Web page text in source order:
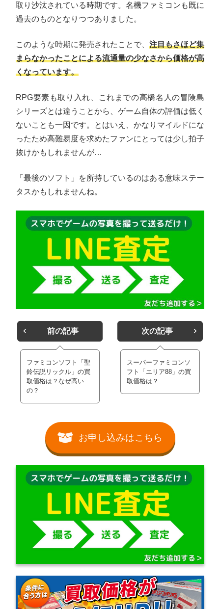
取り沙汰されている時期です。名機ファミコンも既に
過去のものとなりつつありました。
このような時期に発売されたことで、 注目もさほど集
まらなかったことによる流通量の少なさから価格が高
くなっています。
RPG要素も取り入れ、これまでの高橋名人の冒険島
シリーズとは違うことから、ゲーム自体の評価は低く
ないことも一因です。とはいえ、かなりマイルドにな
ったため高難易度を求めたファンにとっては少し拍子
抜けかもしれませんが…
「最後のソフト」を所持しているのはある意味ステー
タスかもしれませんね。
前の記事
ファミコンソフト「聖
鈴伝説リックル」の買
取価格は？なぜ高い
の？
次の記事
スーパーファミコンソ
フト「エリア88」の買
取価格は？
お申し込みはこちら